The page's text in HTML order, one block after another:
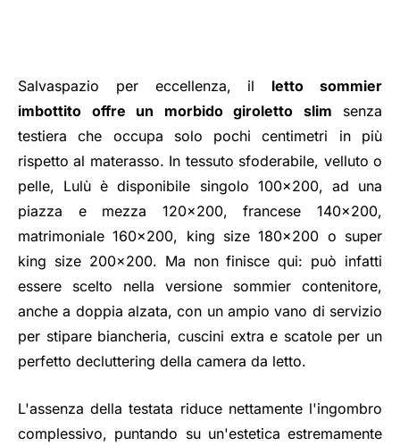
Salvaspazio per eccellenza, il letto sommier
imbottito offre un morbido giroletto slim senza
testiera che occupa solo pochi centimetri in più
rispetto al materasso. In tessuto sfoderabile, velluto o
pelle, Lulù è disponibile singolo 100x200, ad una
piazza e mezza 120x200, francese 140x200,
matrimoniale 160x200, king size 180x200 o super
king size 200x200. Ma non finisce qui: può infatti
essere scelto nella versione sommier contenitore,
anche a doppia alzata, con un ampio vano di servizio
per stipare biancheria, cuscini extra e scatole per un
perfetto decluttering della camera da letto.
L'assenza della testata riduce nettamente l'ingombro
complessivo, puntando su un'estetica estremamente